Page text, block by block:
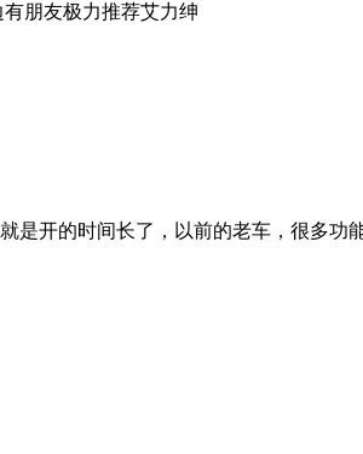
朋友极力推荐艾力绅
是开的时间长了，以前的老车，很多功